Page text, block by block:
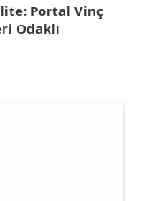
Portal Vinç
Odaklı